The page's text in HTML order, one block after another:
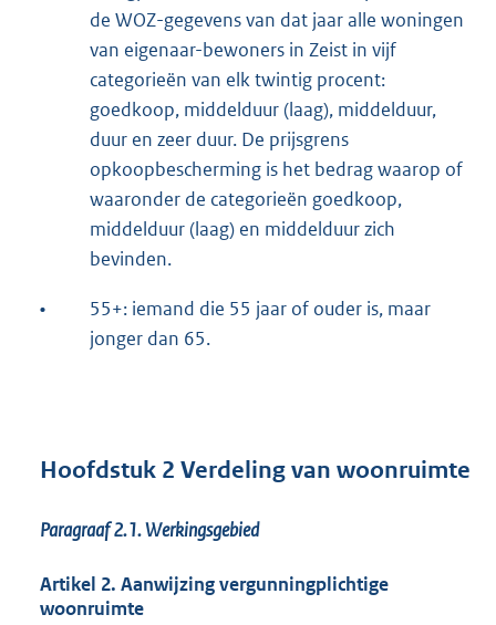
de WOZ-gegevens van dat jaar alle woningen
van eigenaar-bewoners in Zeist in vijf
categorieën van elk twintig procent:
goedkoop, middelduur (laag), middelduur,
duur en zeer duur. De prijsgrens
opkoopbescherming is het bedrag waarop of
waaronder de categorieën goedkoop,
middelduur (laag) en middelduur zich
bevinden.
•
55+: iemand die 55 jaar of ouder is, maar
jonger dan 65.
Hoofdstuk 2 Verdeling van woonruimte
Paragraaf 2.1.Werkingsgebied
Artikel 2. Aanwijzing vergunningplichtige
woonruimte